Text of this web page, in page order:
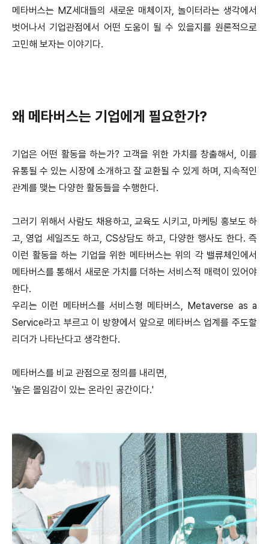
메타버스는 MZ세대들의 새로운 매체이자, 놀이터라는 생각에서
벗어나서 기업관점에서 어떤 도움이 될 수 있을지를 원론적으로
고민해 보자는 이야기다.
왜 메타버스는 기업에게 필요한가?
기업은 어떤 활동을 하는가? 고객을 위한 가치를 창출해서, 이를
유통될 수 있는 시장에 소개하고 잘 교환될 수 있게 하며, 지속적인
관계를 맺는 다양한 활동들을 수행한다.
그러기 위해서 사람도 채용하고, 교육도 시키고, 마케팅 홍보도 하
고, 영업 세일즈도 하고, CS상담도 하고, 다양한 행사도 한다. 즉
이런 활동을 하는 기업을 위한 메타버스는 위의 각 밸류체인에서
메타버스를 통해서 새로운 가치를 더하는 서비스적 매력이 있어야
한다.
우리는 이런 메타버스를 서비스형 메타버스, Metaverse as a
Service라고 부르고 이 방향에서 앞으로 메타버스 업계를 주도할
리더가 나타난다고 생각한다.
메타버스를 비교 관점으로 정의를 내리면,
'높은 몰임감이 있는 온라인 공간이다.'